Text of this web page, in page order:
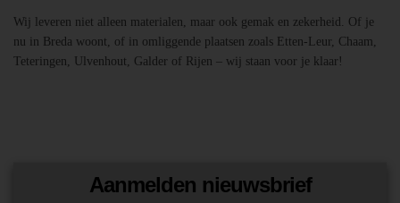
Wij leveren niet alleen materialen, maar ook gemak en zekerheid. Of je
nu in Breda woont, of in omliggende plaatsen zoals Etten-Leur, Chaam,
Teteringen, Ulvenhout, Galder of Rijen – wij staan voor je klaar!
Aanmelden nieuwsbrief